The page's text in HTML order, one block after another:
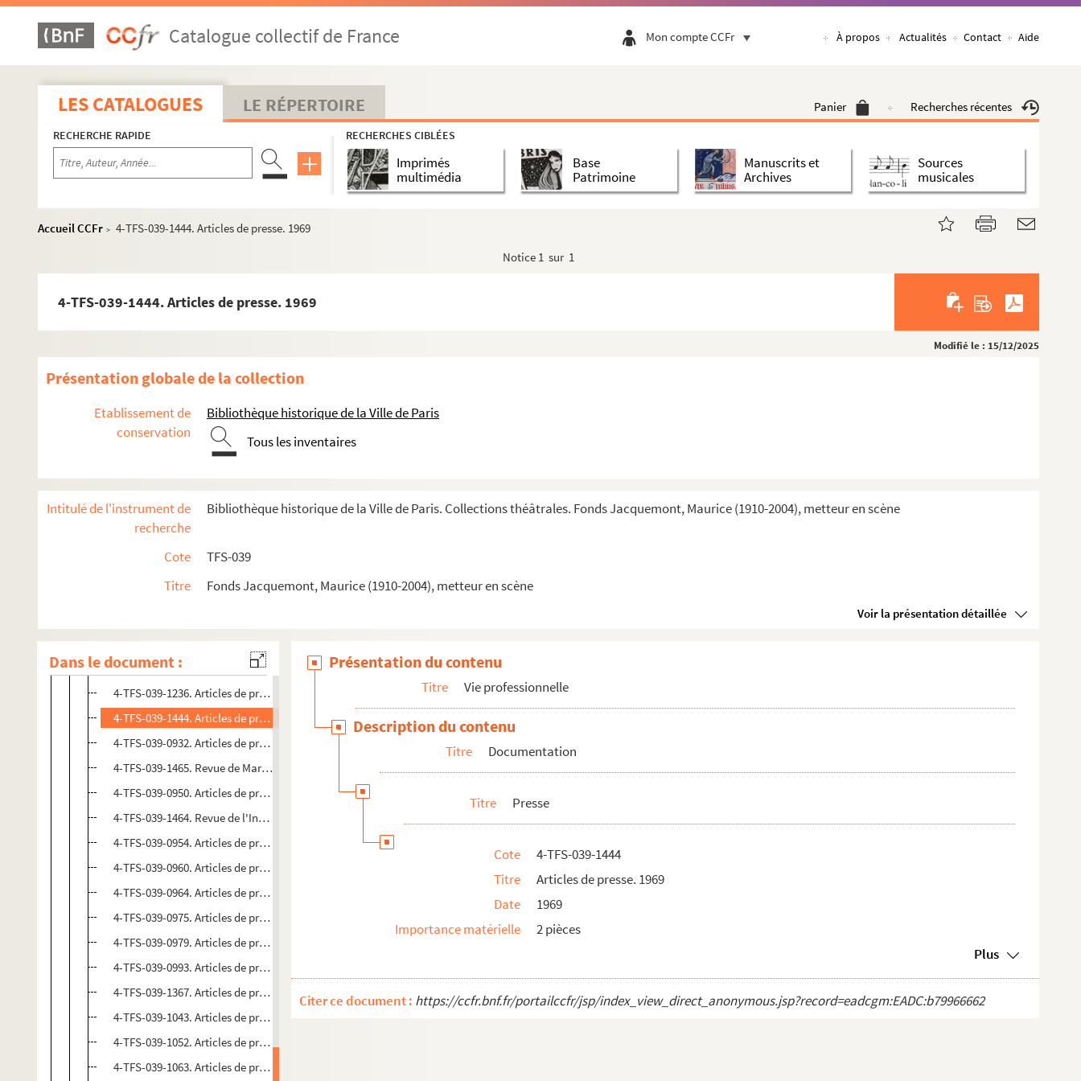
Catalogue collectif de France Mon compte CCFr À propos Actualités Contact Aide
LES CATALOGUES LE RÉPERTOIRE Panier Recherches récentes
RECHERCHE RAPIDE RECHERCHES CIBLÉES
Imprimés
multimédia
Base
Patrimoine
Manuscrits et
Archives
Sources
musicales
Accueil CCFr > 4-TFS-039-1444. Articles de presse. 1969
Notice 1 sur 1
4-TFS-039-1444. Articles de presse. 1969
Modifié le : 15/12/2025
Présentation globale de la collection
Etablissement de
conservation
Bibliothèque historique de la Ville de Paris
Tous les inventaires
Intitulé de l'instrument de
recherche
Bibliothèque historique de la Ville de Paris. Collections théâtrales. Fonds Jacquemont, Maurice (1910-2004), metteur en scène
Cote
TFS-039
Titre
Fonds Jacquemont, Maurice (1910-2004), metteur en scène
Voir la présentation détaillée
Dans le document :
4-TFS-039-0688. Article de presse. 1953
8-TFS-039-0327. Courrier dramatique de l'ouest. 1956, n°18
4-TFS-039-0812. Articles de presse. 1957
4-TFS-039-0813. Les gracques de Jean Giraudoux. 1958
4-TFS-039-0814. Arts. 1958
8-TFS-039-0349. Bulletin hispanique. 1958, n°4
4-TFS-039-0817. Courrier dramatique de l'ouest. 1959, n°33
4-TFS-039-0832. Bulletins du Groupe de théâtre antique. 1961
4-TFS-039-0864. Bulletins du Groupe de Théâtre Antique. 1962
4-TFS-039-0863. Articles de presse. 1962
4-TFS-039-1202. Bulletins du Groupe de théâtre antique. 1963
8-TFS-039-0382. Centre dramatique de l'Est, apprendre le théâtre. 1963
4-TFS-039-0882. Articles de presse. 1963
8-TFS-039-0391. Courrier dramatique de l'ouest. 1965, n°67
4-TFS-039-0716. Théâtre, comédie, articles de presse. 1959-1966
8-TFS-039-0397. Action théâtre, centre théâtral du Limousin. 1968, n°2
4-TFS-039-1236. Articles de presse. 1968
4-TFS-039-1444. Articles de presse. 1969
4-TFS-039-0932. Articles de presse. 1970
4-TFS-039-1465. Revue de Marseille. 1972
4-TFS-039-0950. Articles de presse. 1975
4-TFS-039-1464. Revue de l'Institut international du théâtre. 1976-1977
4-TFS-039-0954. Articles de presse. 1977
4-TFS-039-0960. Articles de presse. 1978
4-TFS-039-0964. Articles de presse. 1979
4-TFS-039-0975. Articles de presse. 1981
4-TFS-039-0979. Articles de presse. 1982
4-TFS-039-0993. Articles de presse. 1983
4-TFS-039-1367. Articles de presse. 1984
4-TFS-039-1043. Articles de presse. 1987
4-TFS-039-1052. Articles de presse. 1988
4-TFS-039-1063. Articles de presse. 1989
Présentation du contenu
Titre Vie professionnelle
Description du contenu
Titre Documentation
Titre Presse
Cote
4-TFS-039-1444
Titre
Articles de presse. 1969
Date
1969
Importance matérielle
2 pièces
Plus
Citer ce document : https://ccfr.bnf.fr/portailccfr/jsp/index_view_direct_anonymous.jsp?record=eadcgm:EADC:b79966662